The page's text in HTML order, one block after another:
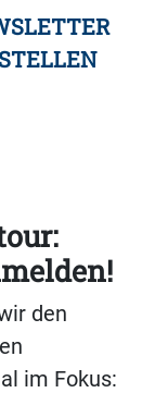
den
im Fokus: